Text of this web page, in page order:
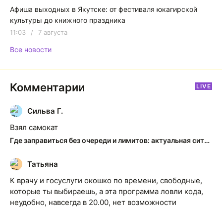
Афиша выходных в Якутске: от фестиваля юкагирской
культуры до книжного праздника
11:03 / 7 августа
Все новости
Комментарии LIVE
С
Сильва Г.
Взял самокат
Где заправиться без очереди и лимитов: актуальная ситуация на АЗС Якутска
Т
Татьяна
К врачу и госуслуги окошко по времени, свободные,
которые ты выбираешь, а эта программа ловли кода,
неудобно, навсегда в 20.00, нет возможности